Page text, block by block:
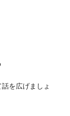
を広げましょ